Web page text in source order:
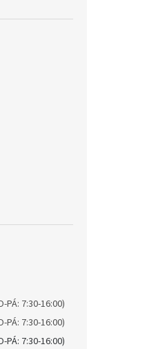
PÁ: 7:30-16:00)
PÁ: 7:30-16:00)
PÁ: 7:30-16:00)